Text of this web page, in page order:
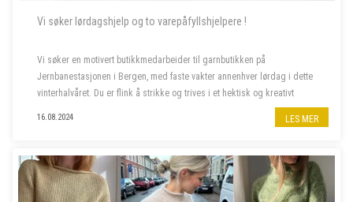
Vi søker lørdagshjelp og to varepåfyllshjelpere !
Vi søker en motivert butikkmedarbeider til garnbutikken på
Jernbanestasjonen i Bergen, med faste vakter annenhver lørdag i dette
vinterhalvåret. Du er flink å strikke og trives i et hektisk og kreativt
16.08.2024 LES MER